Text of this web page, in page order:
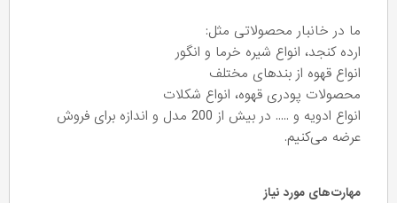
ما در خانبار محصولاتی مثل:
ارده کنجد، انواع شیره خرما و انگور
انواع قهوه از بندهای مختلف
محصولات پودری قهوه، انواع شکلات
انواع ادویه و ..... در بیش از 200 مدل و اندازه برای فروش
عرضه می‌کنیم.
مهارت‌های مورد نیاز